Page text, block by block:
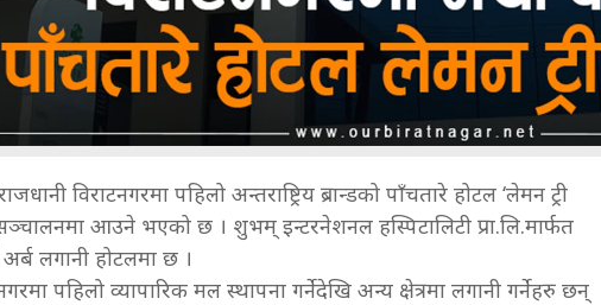
विराटनगरमा पहिलो अन्तराष्ट्रिय ब्रान्डको पाँचतारे होटल ‘लेमन ट्री
सञ्चालनमा आउने भएको छ । शुभम् इन्टरनेशनल हस्पिटालिटी प्रा.लि.मार्फत
लगानी होटलमा छ ।
पहिलो व्यापारिक मल स्थापना गर्नेदेखि अन्य क्षेत्रमा लगानी गर्नेहरु छन्